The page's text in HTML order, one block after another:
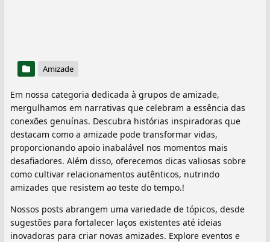
Amizade
Em nossa categoria dedicada à grupos de amizade,
mergulhamos em narrativas que celebram a essência das
conexões genuínas. Descubra histórias inspiradoras que
destacam como a amizade pode transformar vidas,
proporcionando apoio inabalável nos momentos mais
desafiadores. Além disso, oferecemos dicas valiosas sobre
como cultivar relacionamentos autênticos, nutrindo
amizades que resistem ao teste do tempo.!
Nossos posts abrangem uma variedade de tópicos, desde
sugestões para fortalecer laços existentes até ideias
inovadoras para criar novas amizades. Explore eventos e